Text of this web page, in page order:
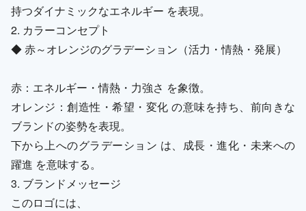
持つダイナミックなエネルギー を表現。
2. カラーコンセプト
◆ 赤～オレンジのグラデーション（活力・情熱・発展）
赤：エネルギー・情熱・力強さ を象徴。
オレンジ：創造性・希望・変化 の意味を持ち、前向きな
ブランドの姿勢を表現。
下から上へのグラデーション は、成長・進化・未来への
躍進 を意味する。
3. ブランドメッセージ
このロゴには、